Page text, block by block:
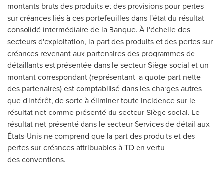
montants bruts des produits et des provisions pour pertes
sur créances liés à ces portefeuilles dans l'état du résultat
consolidé intermédiaire de la Banque. À l'échelle des
secteurs d'exploitation, la part des produits et des pertes sur
créances revenant aux partenaires des programmes de
détaillants est présentée dans le secteur Siège social et un
montant correspondant (représentant la quote-part nette
des partenaires) est comptabilisé dans les charges autres
que d'intérêt, de sorte à éliminer toute incidence sur le
résultat net comme présenté du secteur Siège social. Le
résultat net présenté dans le secteur Services de détail aux
États-Unis ne comprend que la part des produits et des
pertes sur créances attribuables à TD en vertu
des conventions.